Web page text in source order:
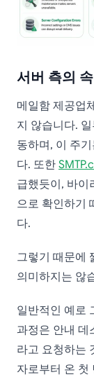
서버 측의
메일함 제공업
지 않습니다.
동하며, 이 주
다. 또한
급했듯이, 바이
으로 확인하기
다.
그렇기 때문에
의미하지는 않
일반적인 예로
과정은 안내 데
라고 요청하는
자로부터 온 첫